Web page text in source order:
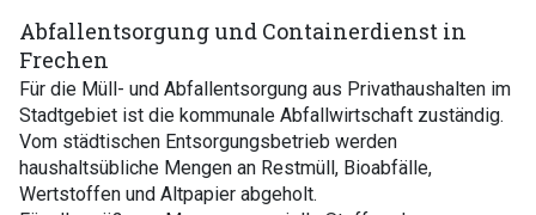
Abfallentsorgung und Containerdienst in
Frechen
Für die Müll- und Abfallentsorgung aus Privathaushalten im
Stadtgebiet ist die kommunale Abfallwirtschaft zuständig.
Vom städtischen Entsorgungsbetrieb werden
haushaltsübliche Mengen an Restmüll, Bioabfälle,
Wertstoffen und Altpapier abgeholt.